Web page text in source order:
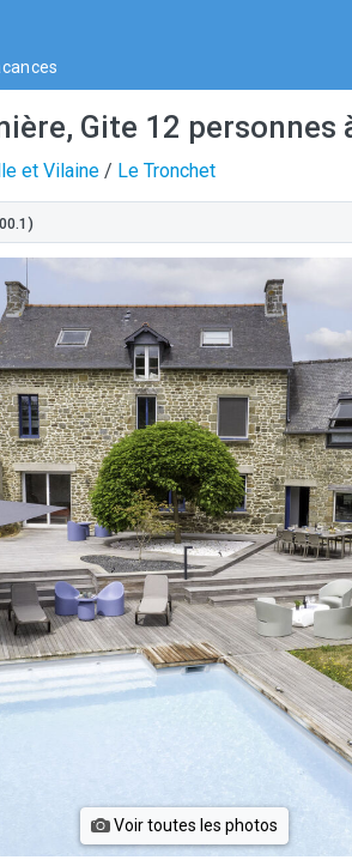
Gite 12 personnes
et Vilaine / Le Tronchet
Voir toutes les photos